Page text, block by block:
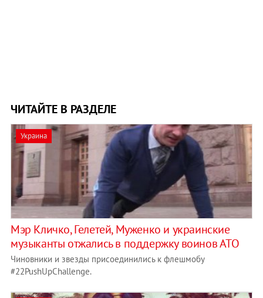
ЧИТАЙТЕ В РАЗДЕЛЕ
Украина
Мэр Кличко, Гелетей, Муженко и украинские
музыканты отжались в поддержку воинов АТО
Чиновники и звезды присоединились к флешмобу
#22PushUpChallenge.